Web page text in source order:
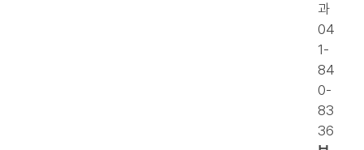
과
04
1-
84
0-
83
36